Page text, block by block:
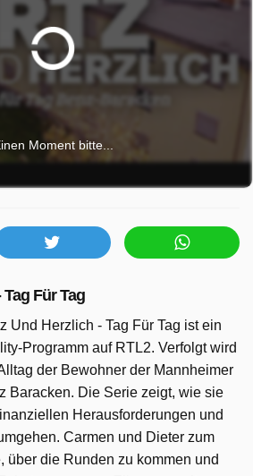
Moment bitte...
Für Tag
Und Herzlich - Tag Für Tag ist ein
Programm auf RTL2. Verfolgt wird
der Bewohner der Mannheimer
Baracken. Die Serie zeigt, wie sie
Herausforderungen und
Carmen und Dieter zum
über die Runden zu kommen und